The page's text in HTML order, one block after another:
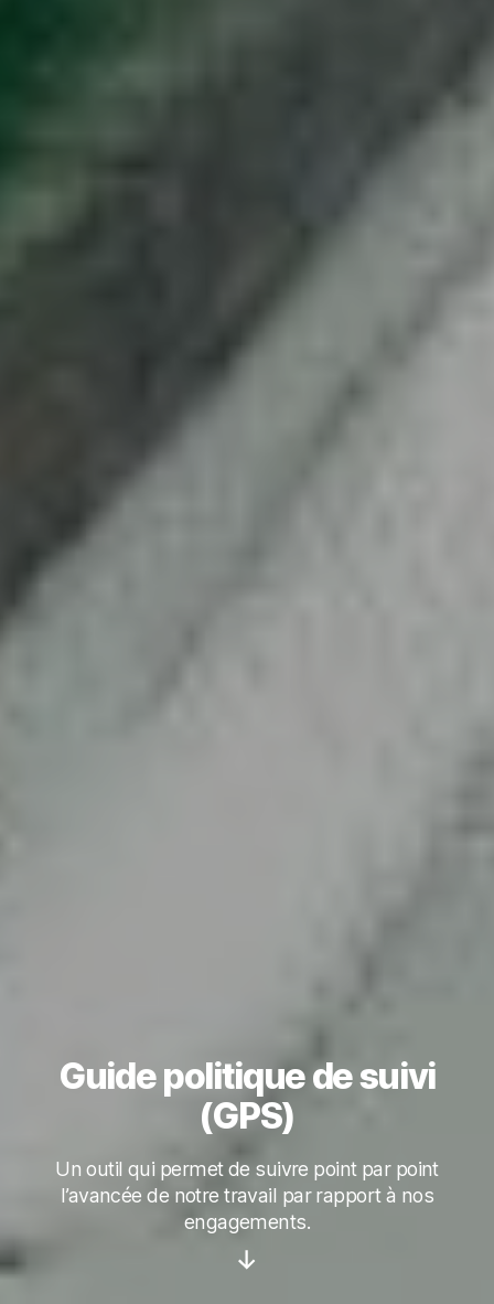
Guide politique de suivi
(GPS)
Un outil qui permet de suivre point par point
l’avancée de notre travail par rapport à nos
engagements.
Défiler